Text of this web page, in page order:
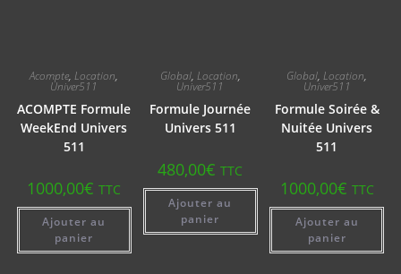
Acompte,Location,
Univer511
ACOMPTE Formule
WeekEnd Univers
511
1000,00€ TTC
Ajouter au
panier
Global, Location,
Univer511
Formule Journée
Univers 511
480,00€ TTC
Ajouter au
panier
Global,Location,
Univer511
Formule Soirée &
Nuitée Univers
511
1000,00€ TTC
Ajouter au
panier